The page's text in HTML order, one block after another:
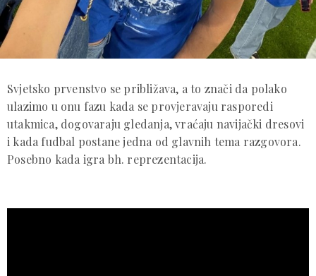
Svjetsko prvenstvo se približava, a to znači da polako
ulazimo u onu fazu kada se provjeravaju rasporedi
utakmica, dogovaraju gledanja, vraćaju navijački dresovi
i kada fudbal postane jedna od glavnih tema razgovora.
Posebno kada igra bh. reprezentacija.